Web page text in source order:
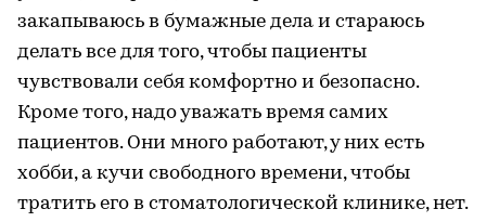
закапываюсь в бумажные дела и стараюсь
делать все для того, чтобы пациенты
чувствовали себя комфортно и безопасно.
Кроме того, надо уважать время самих
пациентов. Они много работают, у них есть
хобби, а кучи свободного времени, чтобы
тратить его в стоматологической клинике, нет.